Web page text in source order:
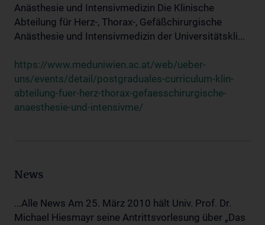
Anästhesie und Intensivmedizin Die Klinische
Abteilung für Herz-, Thorax-, Gefäßchirurgische
Anästhesie und Intensivmedizin der Universitätskli...
https://www.meduniwien.ac.at/web/ueber-
uns/events/detail/postgraduales-curriculum-klin-
abteilung-fuer-herz-thorax-gefaesschirurgische-
anaesthesie-und-intensivme/
News
...Alle News Am 25. März 2010 hält Univ. Prof. Dr.
Michael Hiesmayr seine Antrittsvorlesung über „Das